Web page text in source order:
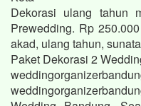
Dekorasi ulang tahun
Prewedding. Rp
akad, ulang tahun,
Paket Dekorasi 2